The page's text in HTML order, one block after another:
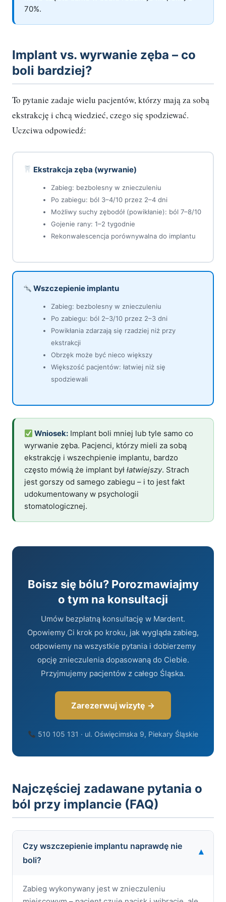
70%.
Implant vs. wyrwanie zęba – co
boli bardziej?
To pytanie zadaje wielu pacjentów, którzy mają za sobą
ekstrakcję i chcą wiedzieć, czego się spodziewać.
Uczciwa odpowiedź:
Ekstrakcja zęba (wyrwanie)
Zabieg: bezbolesny w znieczuleniu
Po zabiegu: ból 3–4/10 przez 2–4 dni
Możliwy suchy zębodół (powikłanie): ból 7–8/10
Gojenie rany: 1–2 tygodnie
Rekonwalescencja porównywalna do implantu
Wszczepienie implantu
Zabieg: bezbolesny w znieczuleniu
Po zabiegu: ból 2–3/10 przez 2–3 dni
Powikłania zdarzają się rzadziej niż przy
ekstrakcji
Obrzęk może być nieco większy
Większość pacjentów: łatwiej niż się
spodziewali
Wniosek: Implant boli mniej lub tyle samo co
wyrwanie zęba. Pacjenci, którzy mieli za sobą
ekstrakcję i wszechpienie implantu, bardzo
często mówią że implant był łatwiejszy. Strach
jest gorszy od samego zabiegu – i to jest fakt
udokumentowany w psychologii
stomatologicznej.
Boisz się bólu? Porozmawiajmy
o tym na konsultacji
Umów bezpłatną konsultację w Mardent.
Opowiemy Ci krok po kroku, jak wygląda zabieg,
odpowiemy na wszystkie pytania i dobierzemy
opcję znieczulenia dopasowaną do Ciebie.
Przyjmujemy pacjentów z całego Śląska.
Zarezerwuj wizytę →
510 105 131 · ul. Oświęcimska 9, Piekary Śląskie
Najczęściej zadawane pytania o
ból przy implancie (FAQ)
Czy wszczepienie implantu naprawdę nie
boli?
▾
Zabieg wykonywany jest w znieczuleniu